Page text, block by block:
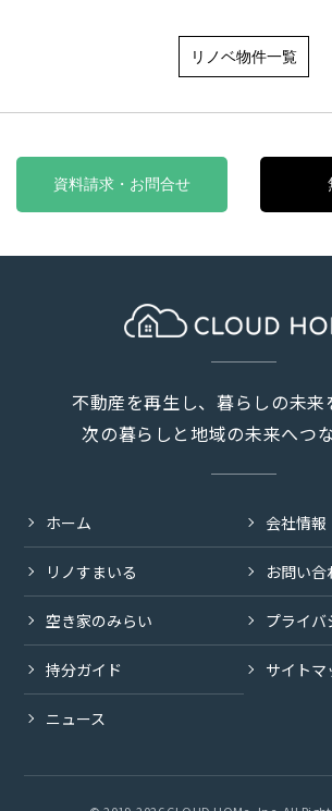
リノベ物件一覧
資料請求・お問合せ
不動産を再生し、暮らしの未来
次の暮らしと地域の未来へつな
ホーム
リノすまいる
空き家のみらい
持分ガイド
ニュース
会社情報
お問い合
プライバ
サイトマ